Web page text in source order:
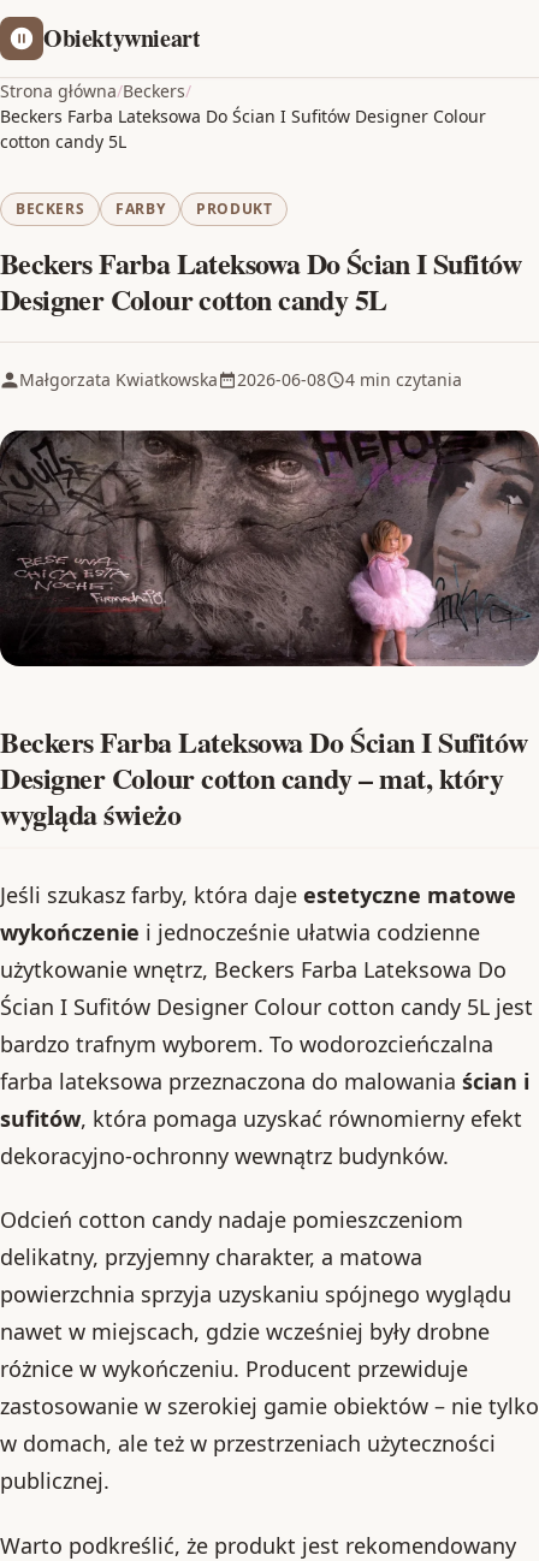
Obiektywnieart
Strona główna/Beckers/
Beckers Farba Lateksowa Do Ścian I Sufitów Designer Colour
cotton candy 5L
BECKERS FARBY PRODUKT
Beckers Farba Lateksowa Do Ścian I Sufitów
Designer Colour cotton candy 5L
Małgorzata Kwiatkowska 2026-06-08 4 min czytania
Beckers Farba Lateksowa Do Ścian I Sufitów
Designer Colour cotton candy – mat, który
wygląda świeżo
Jeśli szukasz farby, która daje estetyczne matowe
wykończenie i jednocześnie ułatwia codzienne
użytkowanie wnętrz, Beckers Farba Lateksowa Do
Ścian I Sufitów Designer Colour cotton candy 5L jest
bardzo trafnym wyborem. To wodorozcieńczalna
farba lateksowa przeznaczona do malowania ścian i
sufitów, która pomaga uzyskać równomierny efekt
dekoracyjno-ochronny wewnątrz budynków.
Odcień cotton candy nadaje pomieszczeniom
delikatny, przyjemny charakter, a matowa
powierzchnia sprzyja uzyskaniu spójnego wyglądu
nawet w miejscach, gdzie wcześniej były drobne
różnice w wykończeniu. Producent przewiduje
zastosowanie w szerokiej gamie obiektów – nie tylko
w domach, ale też w przestrzeniach użyteczności
publicznej.
Warto podkreślić, że produkt jest rekomendowany